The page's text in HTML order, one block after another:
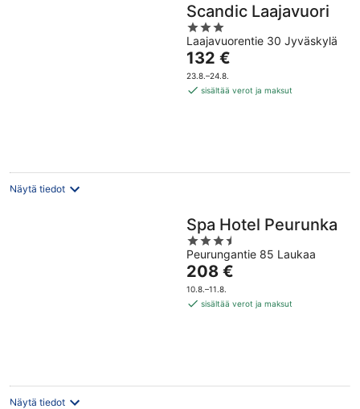
Scandic Laajavuori
3
out
of
5
Laajavuorentie 30 Jyväskylä
Hinta
on
132 €
132 €
23.8.–24.8.
sisältää verot ja maksut
Näytä tiedot
Spa Hotel Peurunka
3.5
out
of
5
Peurungantie 85 Laukaa
Hinta
on
208 €
208 €
10.8.–11.8.
sisältää verot ja maksut
Näytä tiedot